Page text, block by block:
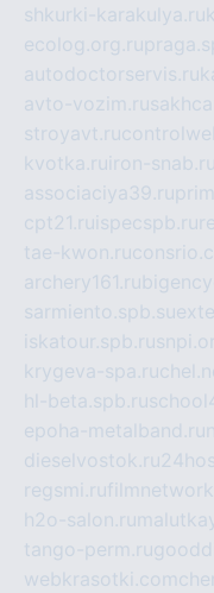
shkurki-karakulya.ru
ecolog.org.ru
autodoctorservis.ru
avto-vozim.ru
stroyavt.ru
kvotka.ru iron-snab.ru
associaciya39.ru
cpt21.ru ispecspb.ru
tae-kwon.ru
archery161.ru
sarmiento.spb.su
iskatour.spb.ru
krygeva-spa.ru
hl-beta.spb.ru
epoha-metalband.ru
dieselvostok.ru
regsmi.ru
h2o-salon.ru
tango-perm.ru
webkrasotki.com